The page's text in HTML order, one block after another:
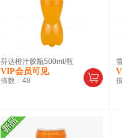
芬达橙汁胶瓶500ml/瓶
VIP会员可见
倍数： 48